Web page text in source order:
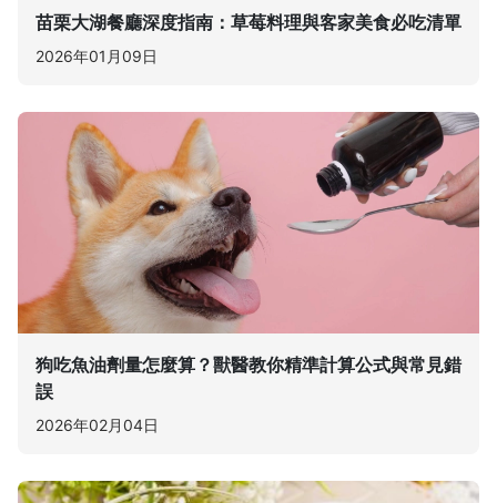
苗栗大湖餐廳深度指南：草莓料理與客家美食必吃清單
2026年01月09日
狗吃魚油劑量怎麼算？獸醫教你精準計算公式與常見錯
誤
2026年02月04日